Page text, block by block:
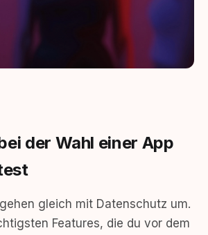
der Wahl einer App
gleich mit Datenschutz um.
Features, die du vor dem